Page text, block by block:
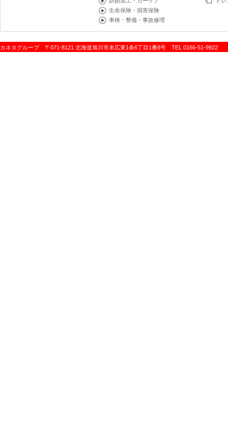
生命保険・損害保険
車検・整備・事故修理
カネタグループ 〒071-8121 北海道旭川市末広東1条6丁目1番8号 TEL 0166-51-9922